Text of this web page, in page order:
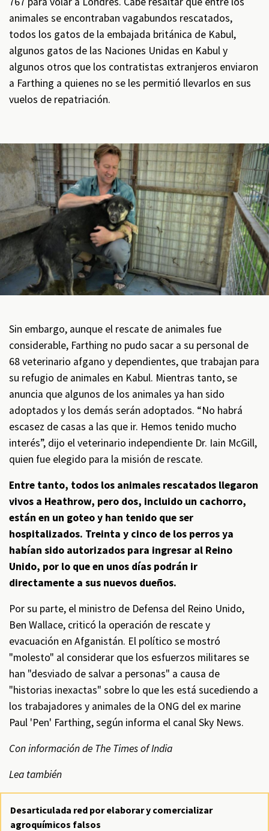
animales se encontraban vagabundos rescatados,
todos los gatos de la embajada británica de Kabul,
algunos gatos de las Naciones Unidas en Kabul y
algunos otros que los contratistas extranjeros enviaron
a Farthing a quienes no se les permitió llevarlos en sus
vuelos de repatriación.
Sin embargo, aunque el rescate de animales fue
considerable, Farthing no pudo sacar a su personal de
68 veterinario afgano y dependientes, que trabajan para
su refugio de animales en Kabul. Mientras tanto, se
anuncia que algunos de los animales ya han sido
adoptados y los demás serán adoptados. “No habrá
escasez de casas a las que ir. Hemos tenido mucho
interés”, dijo el veterinario independiente Dr. Iain McGill,
quien fue elegido para la misión de rescate.
Entre tanto, todos los animales rescatados llegaron
vivos a Heathrow, pero dos, incluido un cachorro,
están en un goteo y han tenido que ser
hospitalizados. Treinta y cinco de los perros ya
habían sido autorizados para ingresar al Reino
Unido, por lo que en unos días podrán ir
directamente a sus nuevos dueños.
Por su parte, el ministro de Defensa del Reino Unido,
Ben Wallace, criticó la operación de rescate y
evacuación en Afganistán. El político se mostró
"molesto" al considerar que los esfuerzos militares se
han "desviado de salvar a personas" a causa de
"historias inexactas" sobre lo que les está sucediendo a
los trabajadores y animales de la ONG del ex marine
Paul 'Pen' Farthing, según informa el canal Sky News.
Con información de The Times of India
Lea también
Desarticulada red por elaborar y comercializar
agroquímicos falsos